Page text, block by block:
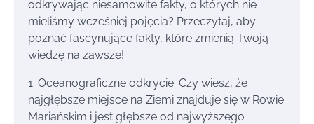
odkrywając niesamowite fakty, o których nie
mieliśmy wcześniej pojęcia? Przeczytaj, aby
poznać fascynujące fakty, które zmienią Twoją
wiedzę na zawsze!
1. Oceanograficzne odkrycie: Czy wiesz, że
najgłębsze miejsce na Ziemi znajduje się w Rowie
Mariańskim i jest głębsze od najwyższego